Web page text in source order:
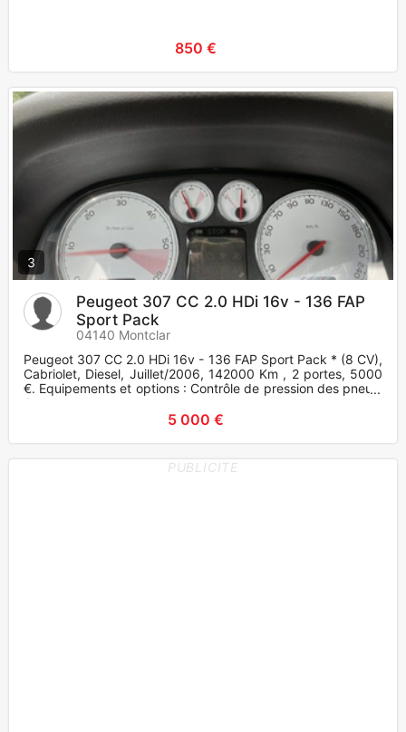
850 €
3
Peugeot 307 CC 2.0 HDi 16v - 136 FAP
Sport Pack
04140 Montclar
Peugeot 307 CC 2.0 HDi 16v - 136 FAP Sport Pack * (8 CV),
Cabriolet, Diesel, Juillet/2006, 142000 Km , 2 portes, 5000
€. Equipements et options : Contrôle de pression des pneus,
A
5 000 €
PUBLICITE